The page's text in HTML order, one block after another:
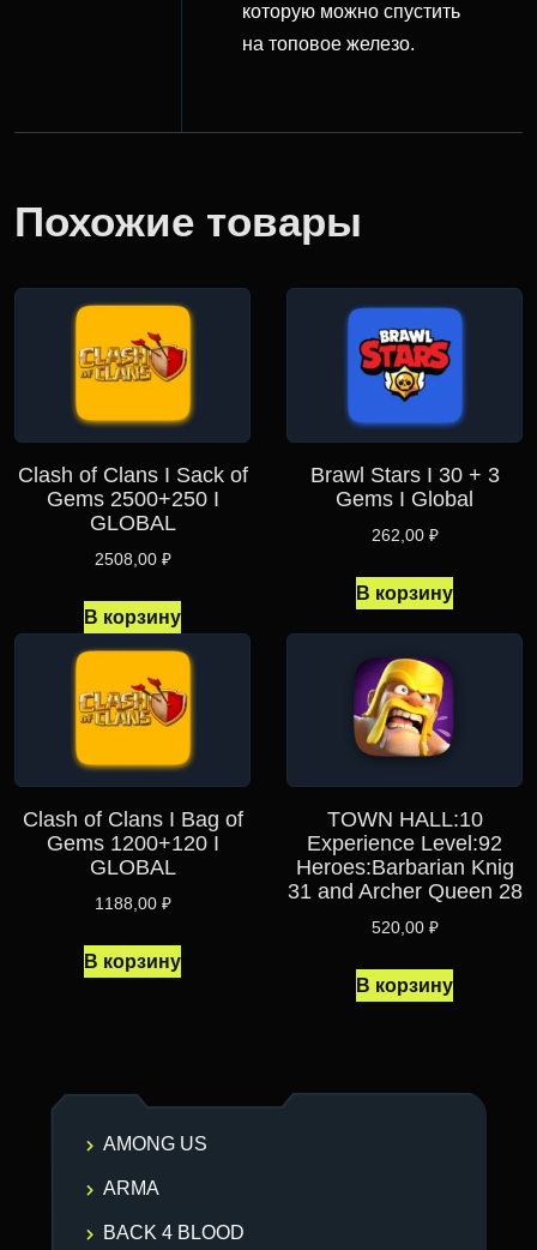
которую можно спустить
на топовое железо.
Похожие товары
Clash of Clans I Sack of
Gems 2500+250 I
GLOBAL
2508,00 ₽
В корзину
Brawl Stars I 30 + 3
Gems I Global
262,00 ₽
В корзину
Clash of Clans I Bag of
Gems 1200+120 I
GLOBAL
1188,00 ₽
В корзину
TOWN HALL:10
Experience Level:92
Heroes:Barbarian Knig
31 and Archer Queen 28
520,00 ₽
В корзину
AMONG US
ARMA
BACK 4 BLOOD